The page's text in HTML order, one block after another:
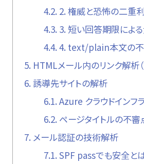
4.2. 2. 権威と恐怖の二重
4.3. 3. 短い回答期限によ
4.4. 4. text/plain本文の
5. HTMLメール内のリンク解析
6. 誘導先サイトの解析
6.1. Azure クラウドインフ
6.2. ページタイトルの不審
7. メール認証の技術解析
7.1. SPF passでも安全と